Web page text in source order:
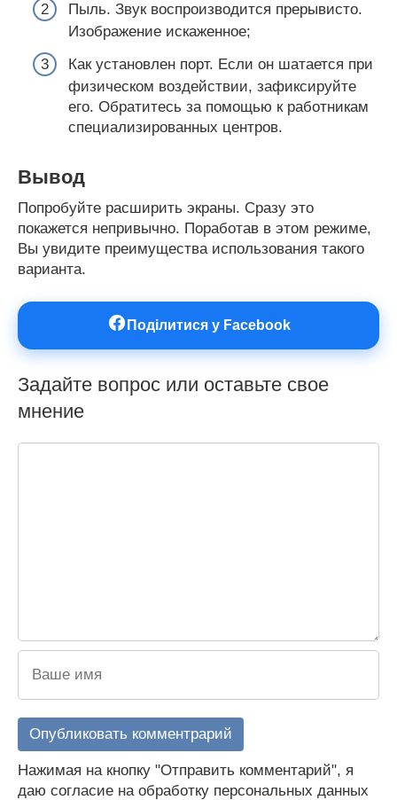
Пыль. Звук воспроизводится прерывисто.
Изображение искаженное;
Как установлен порт. Если он шатается при
физическом воздействии, зафиксируйте
его. Обратитесь за помощью к работникам
специализированных центров.
Вывод
Попробуйте расширить экраны. Сразу это
покажется непривычно. Поработав в этом режиме,
Вы увидите преимущества использования такого
варианта.
Поділитися у Facebook
Задайте вопрос или оставьте свое
мнение
Нажимая на кнопку "Отправить комментарий", я
даю согласие на обработку персональных данных